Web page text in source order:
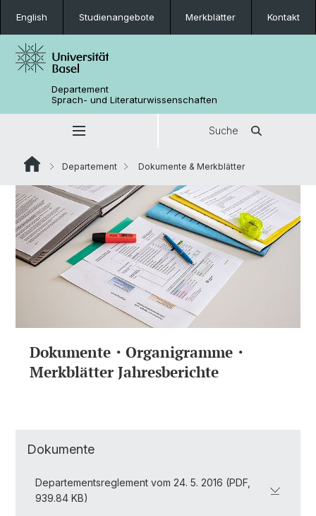
English Studienangebote Merkblätter Kontakt
Departement
Sprach- und Literaturwissenschaften
Suche
Departement Dokumente & Merkblätter
Dokumente・Organigramme・
Merkblätter Jahresberichte
Dokumente
Departementsreglement vom 24. 5. 2016 (PDF,
939.84 KB)